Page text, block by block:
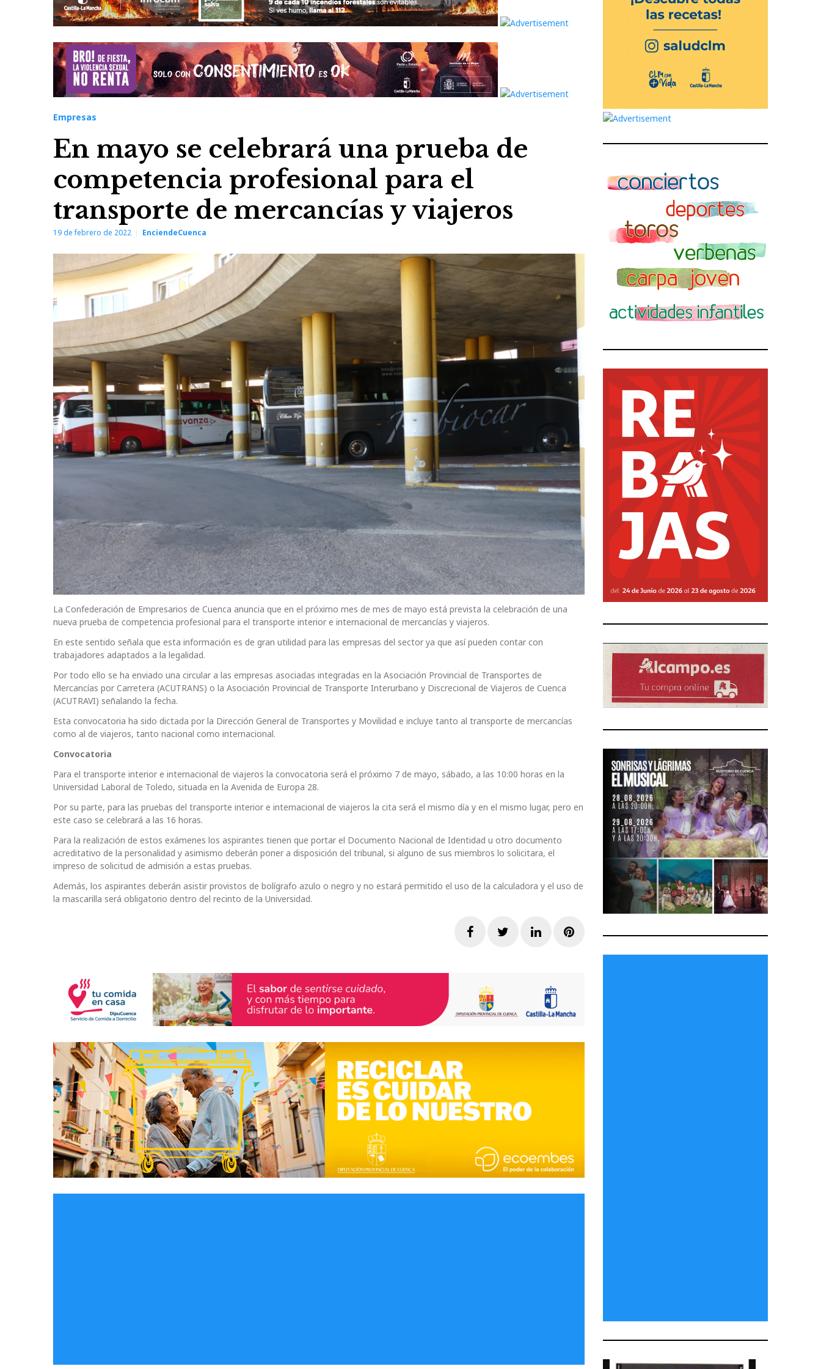
Empresas
En mayo se celebrará una prueba de
competencia profesional para el
transporte de mercancías y viajeros
19 de febrero de 2022 EnciendeCuenca
La Confederación de Empresarios de Cuenca anuncia que en el próximo mes de mes de mayo está prevista la celebración de una
nueva prueba de competencia profesional para el transporte interior e internacional de mercancías y viajeros.
En este sentido señala que esta información es de gran utilidad para las empresas del sector ya que así pueden contar con
trabajadores adaptados a la legalidad.
Por todo ello se ha enviado una circular a las empresas asociadas integradas en la Asociación Provincial de Transportes de
Mercancías por Carretera (ACUTRANS) o la Asociación Provincial de Transporte Interurbano y Discrecional de Viajeros de Cuenca
(ACUTRAVI) señalando la fecha.
Esta convocatoria ha sido dictada por la Dirección General de Transportes y Movilidad e incluye tanto al transporte de mercancías
como al de viajeros, tanto nacional como internacional.
Convocatoria
Para el transporte interior e internacional de viajeros la convocatoria será el próximo 7 de mayo, sábado, a las 10:00 horas en la
Universidad Laboral de Toledo, situada en la Avenida de Europa 28.
Por su parte, para las pruebas del transporte interior e internacional de viajeros la cita será el mismo día y en el mismo lugar, pero en
este caso se celebrará a las 16 horas.
Para la realización de estos exámenes los aspirantes tienen que portar el Documento Nacional de Identidad u otro documento
acreditativo de la personalidad y asimismo deberán poner a disposición del tribunal, si alguno de sus miembros lo solicitara, el
impreso de solicitud de admisión a estas pruebas.
Además, los aspirantes deberán asistir provistos de bolígrafo azulo o negro y no estará permitido el uso de la calculadora y el uso de
la mascarilla será obligatorio dentro del recinto de la Universidad.
FacebookTwitterLinkedInPinterest